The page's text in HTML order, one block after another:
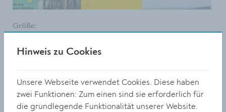
Größe:
2.28 MB
DOWNLOAD
Hinweis zu Cookies
Unsere Webseite verwendet Cookies. Diese haben
zwei Funktionen: Zum einen sind sie erforderlich für
die grundlegende Funktionalität unserer Website.